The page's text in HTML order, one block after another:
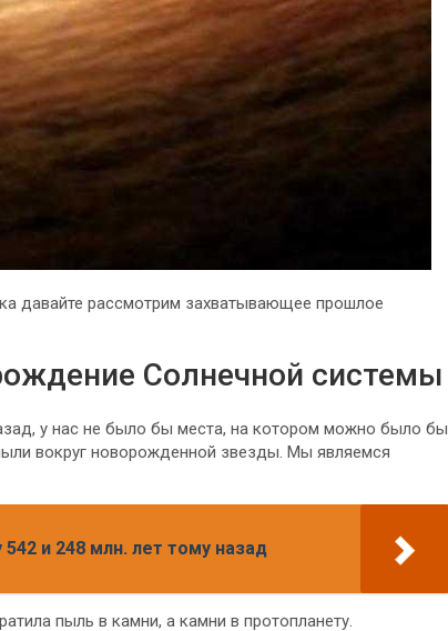
давайте рассмотрим захватывающее прошлое
Солнечной системы
у нас не было бы места, на котором можно было бы
вокруг новорожденной звезды. Мы являемся
и 248 млн. лет тому назад
пыль в камни, а камни в протопланету.